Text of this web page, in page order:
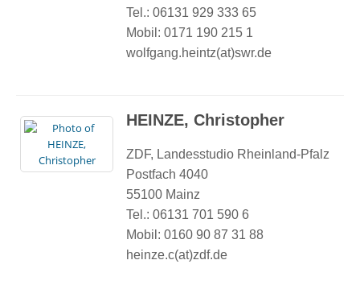
Tel.: 06131 929 333 65
Mobil: 0171 190 215 1
wolfgang.heintz(at)swr.de
HEINZE, Christopher
ZDF, Landesstudio Rheinland-Pfalz
Postfach 4040
55100 Mainz
Tel.: 06131 701 590 6
Mobil: 0160 90 87 31 88
heinze.c(at)zdf.de